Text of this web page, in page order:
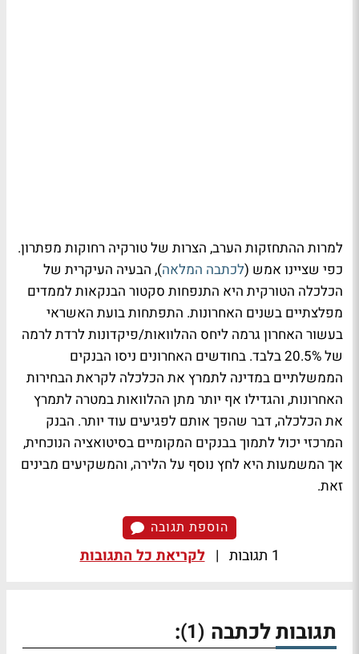
למרות ההתחזקות הערב, הצרות של טורקיה רחוקות מפתרון.
כפי שציינו אמש (לכתבה המלאה), הבעיה העיקרית של
הכלכלה הטורקית היא התנפחות סקטור הבנקאות לממדים
מפלצתיים בשנים האחרונות. התפתחות בועת האשראי
בעשור האחרון גרמה ליחס ההלוואות/פיקדונות לרדת לרמה
של 20.5% בלבד. בחודשים האחרונים ניסו הבנקים
הממשלתיים במדינה לתמרץ את הכלכלה לקראת הבחירות
האחרונות, והגדילו אף יותר מתן ההלוואות במטרה לתמרץ
את הכלכלה, דבר שהפך אותם לפגיעים עוד יותר. הבנק
המרכזי יכול לתמוך בבנקים המקומיים בסיטואציה הנוכחית,
אך המשמעות היא לחץ נוסף על הלירה, והמשקיעים מבינים
זאת.
הוספת תגובה
1 תגובות | לקריאת כל התגובות
תגובות לכתבה (1)
: